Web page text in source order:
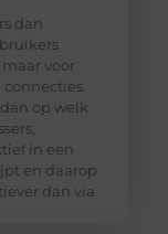
dan
voor
op welk
in een
en daarop
dan via